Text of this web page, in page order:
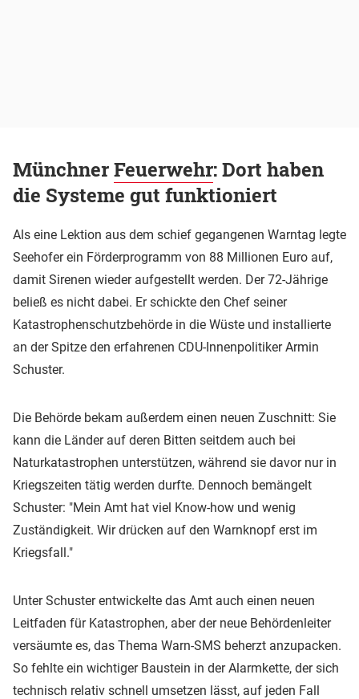
MünchnerFeuerwehr: Dort haben
die Systeme gut funktioniert
Als eine Lektion aus dem schief gegangenen Warntag legte
Seehofer ein Förderprogramm von 88 Millionen Euro auf,
damit Sirenen wieder aufgestellt werden. Der 72-Jährige
beließ es nicht dabei. Er schickte den Chef seiner
Katastrophenschutzbehörde in die Wüste und installierte
an der Spitze den erfahrenen CDU-Innenpolitiker Armin
Schuster.
Die Behörde bekam außerdem einen neuen Zuschnitt: Sie
kann die Länder auf deren Bitten seitdem auch bei
Naturkatastrophen unterstützen, während sie davor nur in
Kriegszeiten tätig werden durfte. Dennoch bemängelt
Schuster: "Mein Amt hat viel Know-how und wenig
Zuständigkeit. Wir drücken auf den Warnknopf erst im
Kriegsfall."
Unter Schuster entwickelte das Amt auch einen neuen
Leitfaden für Katastrophen, aber der neue Behördenleiter
versäumte es, das Thema Warn-SMS beherzt anzupacken.
So fehlte ein wichtiger Baustein in der Alarmkette, der sich
technisch relativ schnell umsetzen lässt, auf jeden Fall